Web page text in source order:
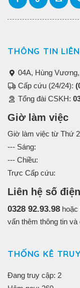
THÔNG TIN
04A, Hùng
Cấp cứu (24/24):
Tổng đài CSKH:
Giờ làm việc
Giờ làm việc từ Thứ
--- Sáng:
--- Chiều:
Trực Cấp cứu:
Liên hệ số
0328 92.93.98 hoặc
vấn thêm thông tin và
THỐNG KÊ
Đang truy cập: 2